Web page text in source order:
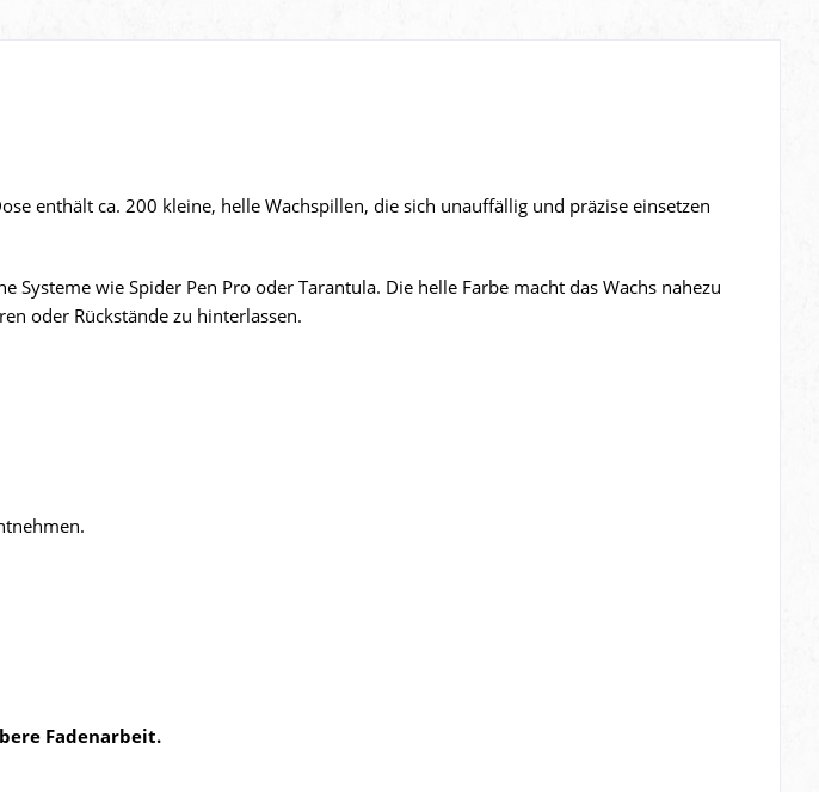
enthält ca. 200 kleine, helle Wachspillen, die sich unauffällig und präzise einsetzen
wie Spider Pen Pro oder Tarantula. Die helle Farbe macht das Wachs nahezu
oder Rückstände zu hinterlassen.
Fadenarbeit.